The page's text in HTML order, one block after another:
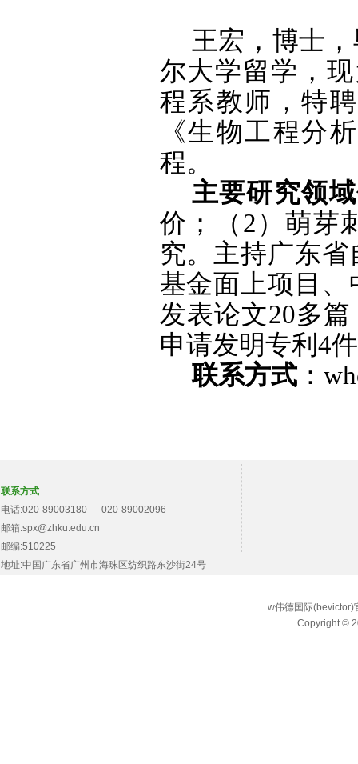
王宏，博士
尔大学留学，
程系教师，特
《生物工程分
程。
主要研究领
价；（ 2 ）萌芽
究。主持广东
基金面上项目
发表论文20多
申请发明专利 4
联系方式：
联系方式
电话:020-89003180 020-89002096
邮箱:spx@zhku.edu.cn
邮编:510225
地址:中国广东省广州市海珠区纺织路东沙街24号
w伟德国际(bevictor)
Copyright ©